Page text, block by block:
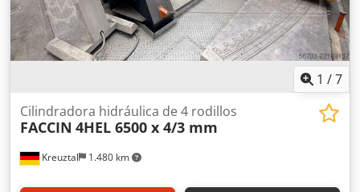
1 /7
Kreuztal 1.480 km
Cilindradora hidráulica de 4 rodillos
FACCIN 4HEL 6500 x 4/3 mm